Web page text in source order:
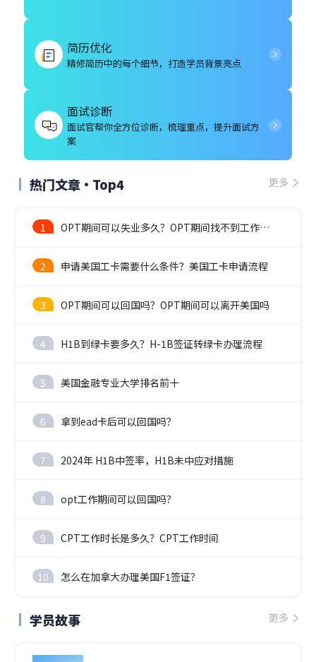
简历优化
精修简历中的每个细节，打造学员背景亮点
面试诊断
面试官帮你全方位诊断，梳理重点，提升面试方
案
热门文章·Top4 更多
1 OPT期间可以失业多久？OPT期间找不到工作怎么办？
2 申请美国工卡需要什么条件？美国工卡申请流程
3 OPT期间可以回国吗？OPT期间可以离开美国吗
4 H1B到绿卡要多久？H-1B签证转绿卡办理流程
5 美国金融专业大学排名前十
6 拿到ead卡后可以回国吗？
7 2024年 H1B中签率，H1B未中应对措施
8 opt工作期间可以回国吗？
9 CPT工作时长是多久？CPT工作时间
10 怎么在加拿大办理美国F1签证？
学员故事 更多